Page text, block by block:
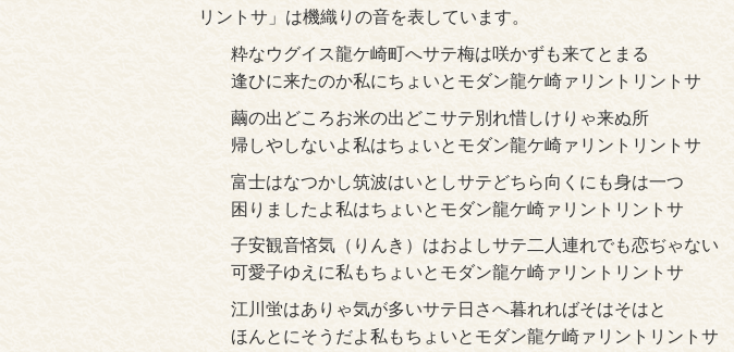
リントサ」は機織りの音を表しています。
粋なウグイス龍ケ崎町へサテ梅は咲かずも来てとまる
逢ひに来たのか私にちょいとモダン龍ケ崎ァリントリントサ
繭の出どころお米の出どこサテ別れ惜しけりゃ来ぬ所
帰しやしないよ私はちょいとモダン龍ケ崎ァリントリントサ
富士はなつかし筑波はいとしサテどちら向くにも身は一つ
困りましたよ私はちょいとモダン龍ケ崎ァリントリントサ
子安観音悋気（りんき）はおよしサテ二人連れでも恋ぢゃない
可愛子ゆえに私もちょいとモダン龍ケ崎ァリントリントサ
江川蛍はありゃ気が多いサテ日さへ暮れればそはそはと
ほんとにそうだよ私もちょいとモダン龍ケ崎ァリントリントサ